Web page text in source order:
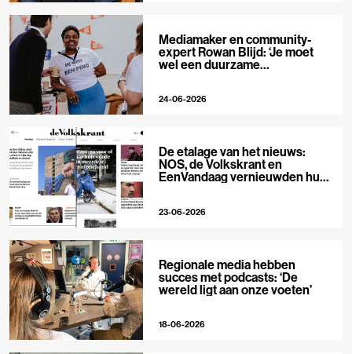
Mediamaker en community-
expert Rowan Blijd: ‘Je moet
wel een duurzame
24-06-2026
De etalage van het nieuws:
NOS, de Volkskrant en
EenVandaag vernieuwden hun
23-06-2026
Regionale media hebben
succes met podcasts: ‘De
wereld ligt aan onze voeten’
18-06-2026